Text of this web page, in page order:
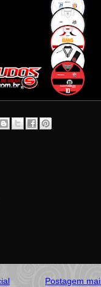
Postagem